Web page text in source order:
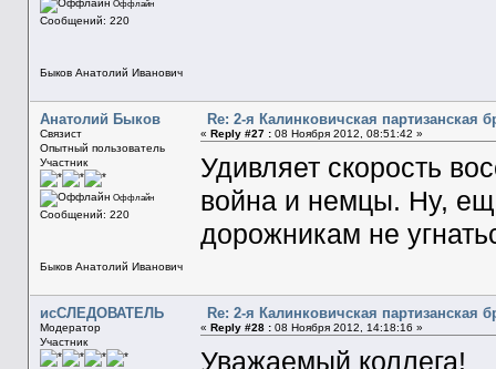
Оффлайн
Сообщений: 220
Быков Анатолий Иванович
Анатолий Быков
Связист
Опытный пользователь
Участник
Оффлайн
Сообщений: 220
Быков Анатолий Иванович
Re: 2-я Калинковичская партизанская
« Reply #27 :08 Ноября 2012, 08:51:42 »
Удивляет скорость
война и немцы. Ну,
дорожникам не
исСЛЕДОВАТЕЛЬ
Модератор
Участник
Re: 2-я Калинковичская партизанская
« Reply #28 :08 Ноября 2012, 14:18:16 »
Уважаемый коллега!